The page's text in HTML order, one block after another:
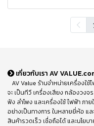
เกี่ยวกับเรา AV
AV Value ร้านจำหน่ายเครื่องใ
จะ เป็นทีวี เครื่องเสียง กล้องวง
ฟัง ลำโพง และเครื่องใช้ ไฟฟ้า ภ
อย่างเป็นทางการ ในหลายยี่ห้อ แ
สินค้ารวดเร็ว เชื่อถือได้ และนโย